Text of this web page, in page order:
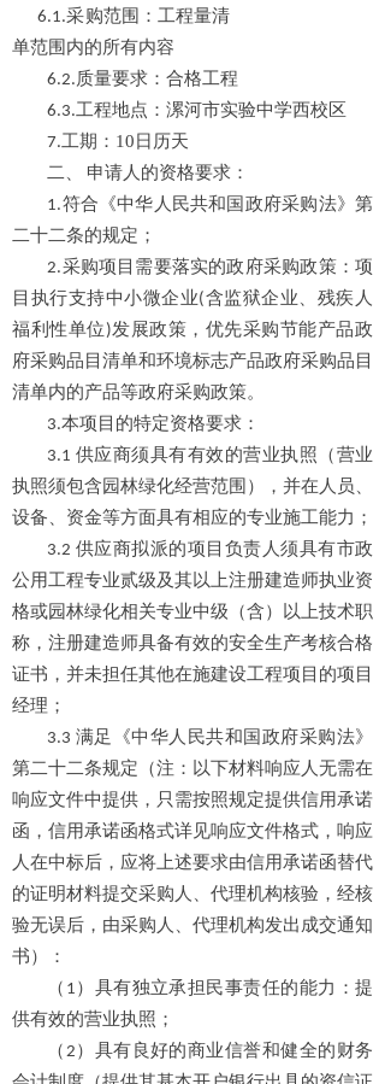
购范围 ：工程量清
单范围内的所有内容
6.2.质量要求：合格工程
6.3.工程地点：漯河市实验中学西校区
7.工期 ： 10日历天
二、 申请人的资格要求：
1.符合《中华人民共和国政府采购法》第
二十二条的规定；
2.采购项目需要落实的政府采购政策：项
目执行支持中小微企业(含监狱企业、残疾人
福利性单位)发展政策，优先采购节能产品政
府采购品目清单和环境标志产品政府采购品目
清单内的产品等政府采购政策。
3.本项目的特定资格要求：
3.1 供应商须具有有效的营业执照（营业
执照须包含园林绿化经营范围），并在人员、
设备、资金等方面具有相应的专业施工能力；
3.2 供应商拟派的 项目负责人须具有市政
公用工程专业贰级及其以上注册建造师执业资
格或园林绿化相关专业中级（含）以上技术职
称，注册建造师具备有效的安全生产考核合格
证书，并未担任其他在施建设工程项目的项目
经理；
3.3 满足《中华人民共和国政府采购法》
第二十二条规定（注：以下材料响应人无需在
响应文件中提供，只需按照规定提供信用承诺
函，信用承诺函格式详见响应文件格式，响应
人在中标后，应将上述要求由信用承诺函替代
的证明材料提交采购人、代理机构核验，经核
验无误后，由采购人、代理机构发出成交通知
书）：
（1）具有独立承担民事责任的能力：提
供有效的营业执照；
（2）具有良好的商业信誉和健全的财务